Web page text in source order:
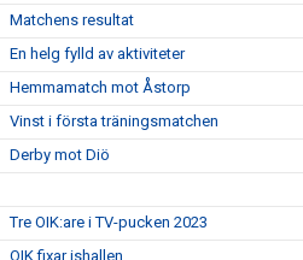
Matchens resultat
En helg fylld av aktiviteter
Hemmamatch mot Åstorp
Vinst i första träningsmatchen
Derby mot Diö
Tre OIK:are i TV-pucken 2023
OIK fixar ishallen